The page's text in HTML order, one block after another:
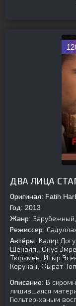
ДВА ЛИЦА
Оригинал: Fatih
Год: 2013
Жанр:
Режиссер:
Актёры: Кадир
Шеналп, Юнус
Тюркмен, Итыр
Корунан, Фырат
Описание: В
лишившаяся
Гюльтер-ханым